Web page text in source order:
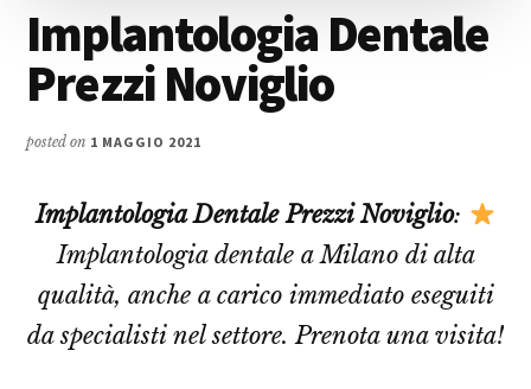
Implantologia Dentale
Prezzi Noviglio
posted on 1 MAGGIO 2021
Implantologia Dentale Prezzi Noviglio:
Implantologia dentale a Milano di alta
qualità, anche a carico immediato eseguiti
da specialisti nel settore. Prenota una visita!